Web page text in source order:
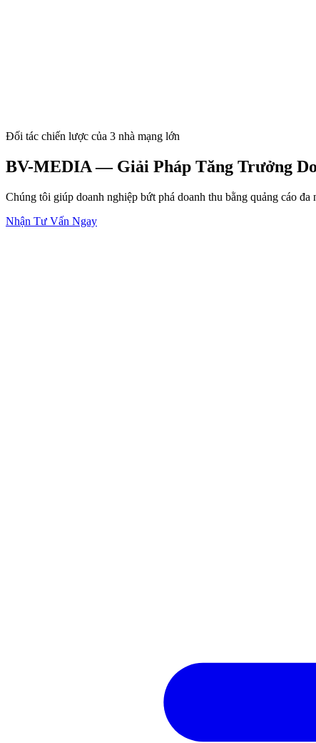
Đối tác chiến lược của 3 nhà mạng lớn
BV-MEDIA — Giải Pháp Tăng Trưởng
Chúng tôi giúp doanh nghiệp bứt phá doanh thu bằng quảng cáo
Nhận Tư Vấn Ngay